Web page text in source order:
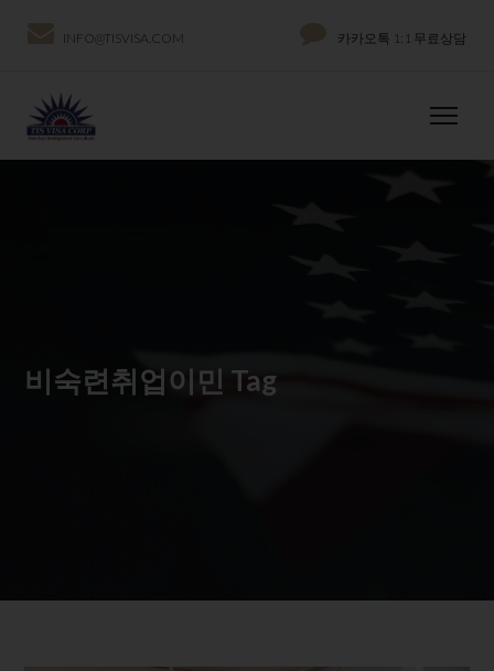
INFO@TISVISA.COM 카카오톡 1:1 무료상담
비숙련취업이민 Tag